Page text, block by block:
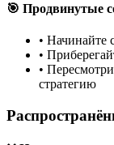
🎯 Продвинутые
• Начинайте
•
•
стратегию